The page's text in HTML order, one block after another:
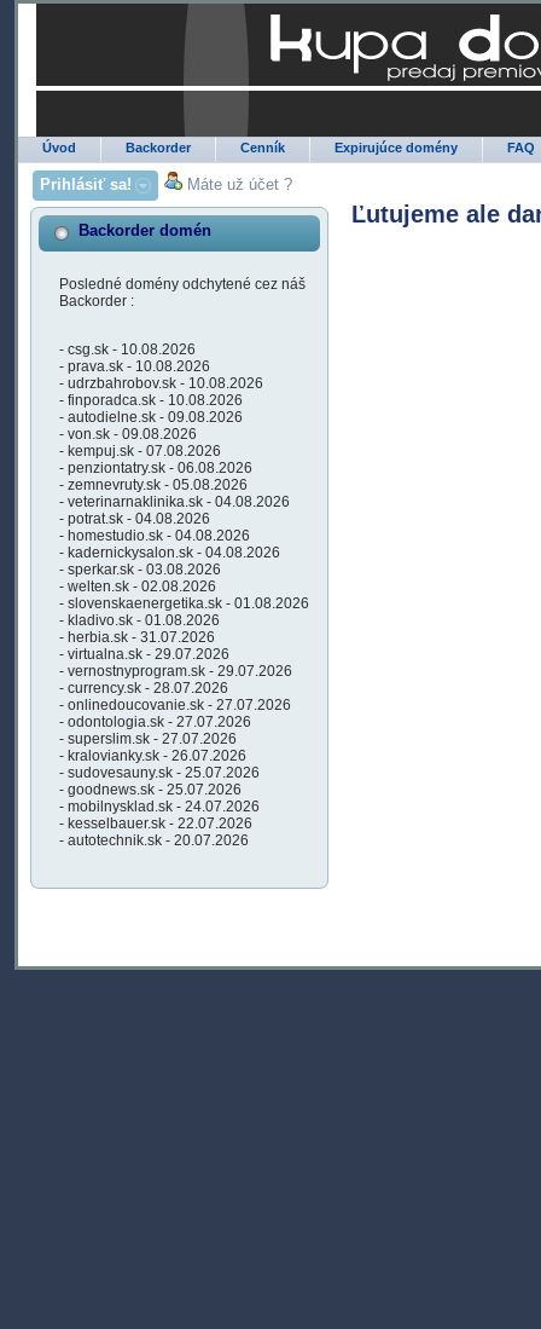
Úvod Backorder Cenník Expirujúce domény FAQ
Prihlásiť sa! Máte už účet ?
Backorder domén
Posledné domény odchytené cez náš
Backorder :
- csg.sk - 10.08.2026
- prava.sk - 10.08.2026
- udrzbahrobov.sk - 10.08.2026
- finporadca.sk - 10.08.2026
- autodielne.sk - 09.08.2026
- von.sk - 09.08.2026
- kempuj.sk - 07.08.2026
- penziontatry.sk - 06.08.2026
- zemnevruty.sk - 05.08.2026
- veterinarnaklinika.sk - 04.08.2026
- potrat.sk - 04.08.2026
- homestudio.sk - 04.08.2026
- kadernickysalon.sk - 04.08.2026
- sperkar.sk - 03.08.2026
- welten.sk - 02.08.2026
- slovenskaenergetika.sk - 01.08.2026
- kladivo.sk - 01.08.2026
- herbia.sk - 31.07.2026
- virtualna.sk - 29.07.2026
- vernostnyprogram.sk - 29.07.2026
- currency.sk - 28.07.2026
- onlinedoucovanie.sk - 27.07.2026
- odontologia.sk - 27.07.2026
- superslim.sk - 27.07.2026
- kralovianky.sk - 26.07.2026
- sudovesauny.sk - 25.07.2026
- goodnews.sk - 25.07.2026
- mobilnysklad.sk - 24.07.2026
- kesselbauer.sk - 22.07.2026
- autotechnik.sk - 20.07.2026
Ľutujeme ale